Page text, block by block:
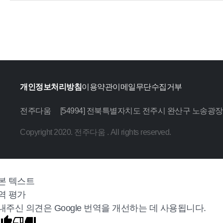
개인정보처리방침이용약관이메일무단수집거부
전주다움 [54994] 전북특별자치도 전주시 완산구 노송광
Copyright 2020. 전주다움 . All rights reserved.
텍스트
평가
주신 의견은 Google 번역을 개선하는 데 사용됩니다.